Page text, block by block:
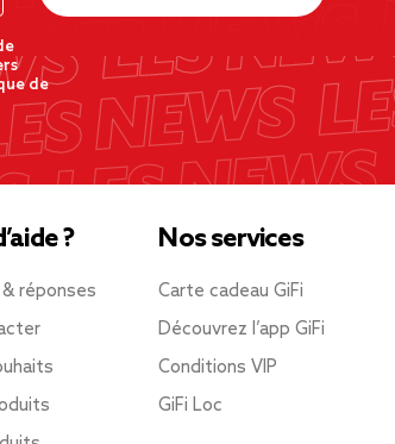
de
?
réponses
Nos services
Carte cadeau GiFi
Découvrez l’app GiFi
Conditions VIP
GiFi Loc